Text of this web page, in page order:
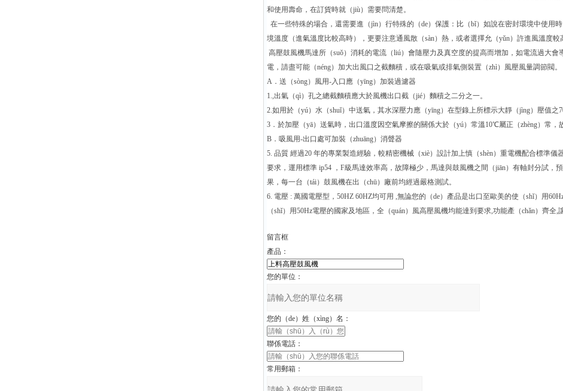
和使用壽命，在訂貨時就（jiù）需要問清楚。
在一些特殊的場合，還需要進（jìn）行特殊的（de）保護：比（bǐ）如說在密封環境中使用
境溫度（進氣溫度比較高時），更要注意通風散（sàn）熱，或者選擇允（yǔn）許進風溫度較
高壓鼓風機馬達所（suǒ）消耗的電流（liú）會隨壓力及真空度的提高而增加，如電流過大會
電，請盡可能（néng）加大出風口之截麵積，或在吸氣或排氣側裝置（zhì）風壓風量調節閥。
A．送（sòng）風用-入口應（yīng）加裝過濾器
1.,出氣（qì）孔之總截麵積應大於風機出口截（jié）麵積之二分之一。
2.如用於（yú）水（shuǐ）中送氣，其水深壓力應（yīng）在型錄上所標示大靜（jìng）壓值之
3．於加壓（yā）送氣時，出口溫度因空氣摩擦的關係大於（yú）常溫10℃屬正（zhèng）常，
B．吸風用-出口處可加裝（zhuāng）消聲器
5. 品質 經過20 年的專業製造經驗，較精密機械（xiè）設計加上慎（shèn）重電機配合標準
要求，運用標準 ip54 ，F級馬達效率高，故障極少，馬達與鼓風機之間（jiān）有軸封分試，
果，每一台（tái）鼓風機在出（chū）廠前均經過嚴格測試。
6. 電壓 : 萬國電壓型，50HZ 60HZ均可用 ,無論您的（de）產品是出口至歐美的使（shǐ）用
（shǐ）用50Hz電壓的國家及地區，全（quán）風高壓風機均能達到要求,功能產（chǎn）齊全,
留言框
產品：
您的單位：
您的（de）姓（xìng）名：
聯係電話：
常用郵箱：